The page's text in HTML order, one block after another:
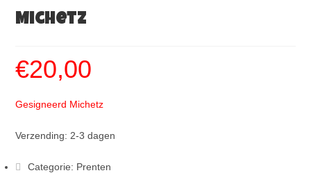
Michetz
€20,00
Gesigneerd Michetz
Verzending: 2-3 dagen
Categorie: Prenten